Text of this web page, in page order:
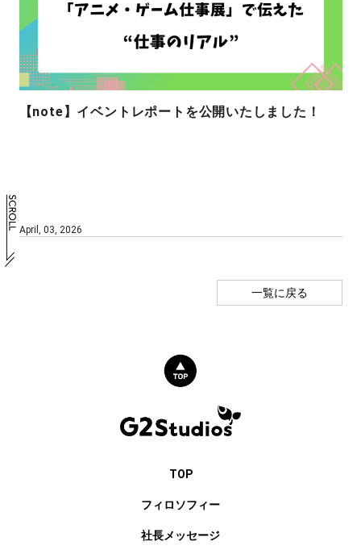
【note】イベントレポートを公開いたしました！
April, 03, 2026
一覧に戻る
TOP
フィロソフィー
社長メッセージ